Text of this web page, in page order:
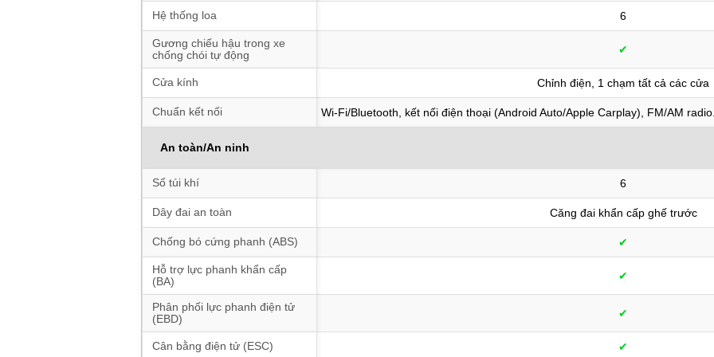
Hệ thống loa 6
Gương chiếu hậu trong xe
chống chói tự động
✔︎
Cửa kính Chỉnh điện, 1 chạm tất cả các cửa
Chuẩn kết nối Wi-Fi/Bluetooth, kết nối điện thoại (Android Auto/Apple Carplay), FM/AM
An toàn/An ninh
Số túi khí 6
Dây đai an toàn Căng đai khẩn cấp ghế trước
Chống bó cứng phanh (ABS) ✔︎
Hỗ trợ lực phanh khẩn cấp
(BA)
✔︎
Phân phối lực phanh điện tử
(EBD)
✔︎
Cân bằng điện tử (ESC) ✔︎